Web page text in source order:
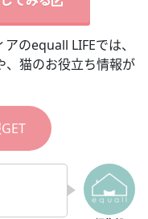
のequall LIFEでは、
、猫のお役立ち情報が